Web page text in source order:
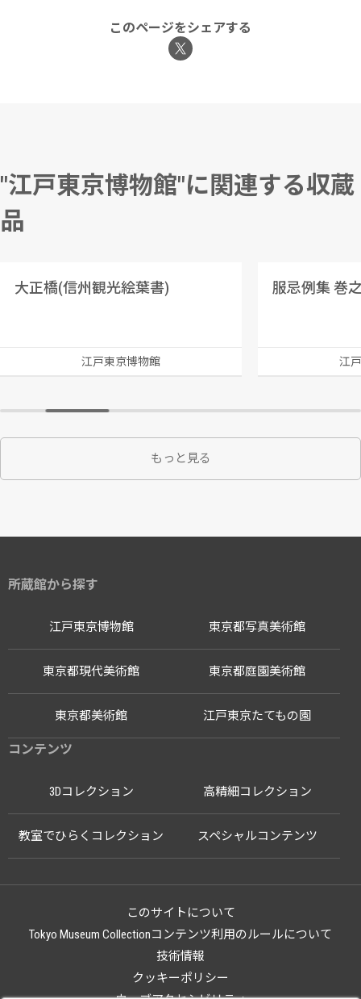
このページをシェアする
"江戸東京博物館"に関連する収蔵
品
大正橋(信州観光絵葉書)
江戸東京博物館
服忌例集 巻
江
もっと見る
所蔵館から探す
江戸東京博物館
江戸東京たてもの園
東京都写真美術館
東京都現代美術館 東京都庭園美術館
東京都美術館
コンテンツ
3Dコレクション 高精細コレクション
教室でひらくコレクション スペシャルコンテンツ
このサイトについて
Tokyo Museum Collectionコンテンツ利用のルールについて
技術情報
クッキーポリシー